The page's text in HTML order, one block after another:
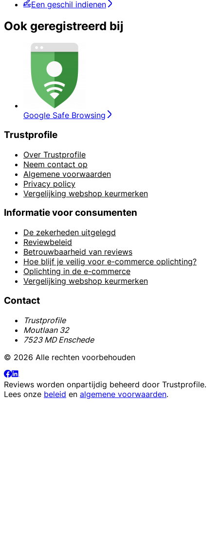
Een geschil indienen
Ook geregistreerd bij
Google Safe Browsing
Trustprofile
Over Trustprofile
Neem contact op
Algemene voorwaarden
Privacy policy
Vergelijking webshop keurmerken
Informatie voor consumenten
De zekerheden uitgelegd
Reviewbeleid
Betrouwbaarheid van reviews
Hoe blijf je veilig voor e-commerce oplichting?
Oplichting in de e-commerce
Vergelijking webshop keurmerken
Contact
Trustprofile
Moutlaan 32
7523 MD Enschede
© 2026 Alle rechten voorbehouden
Reviews worden onpartijdig beheerd door Trustprofile.
Lees onze beleid en algemene voorwaarden.